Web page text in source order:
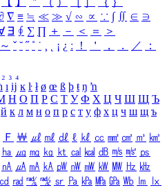
∇ ≡ ≒ ≪ ≫ √ ∽ ∝ ∵ ∫ ∬ ∈ ∋
∃ ∮ ∑ ∏ ＋ － ＜ ＝
＞
～ ˇ ˘ ˝ ˚ ˙ ¸ ¡ ¿ ː ！ ＇ ， ． ／
：
₂ ₃ ₄
ı ĳ ĸ ŀ ł ø œ ß þ ŧ ŋ ŉ
Н О П Р С Т У Ф Х Ц Ч Ш Щ Ъ
й к л м н о п р с т у ф х ц ч ш щ ъ
Ｆ ￦ ㎕ ㎖ ㎗ ℓ ㎘ ㏄ ㎣ ㎤ ㎥ ㎦
㏊ ㎍ ㎎ ㎏ ㏏ ㎈ ㎉ ㏈ ㎧ ㎨ ㎰
㎁ ㎂ ㎃ ㎄ ㎺ ㎻ ㎽ ㎾ ㎿ ㎐ ㎑
㏅ ㎭ ㎮ ㎯ ㏛ ㎩ ㎪ ㎫ ㎬ ㏝ ㏐
㏓